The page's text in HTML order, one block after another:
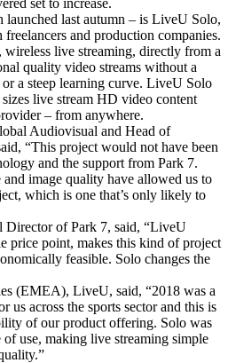
launched last autumn – is LiveU Solo,
and production companies.
live streaming, directly from a
quality video streams without a
a steep learning curve. LiveU Solo
live stream HD video content
– from anywhere.
Audiovisual and Head of
“This project would not have been
and the support from Park 7.
image quality have allowed us to
which is one that’s only likely to
Director of Park 7, said, “LiveU
price point, makes this kind of project
feasible. Solo changes the
(EMEA), LiveU, said, “2018 was a
us across the sports sector and this is
of our product offering. Solo was
use, making live streaming simple